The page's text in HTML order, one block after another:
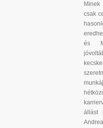
csak
és
állást